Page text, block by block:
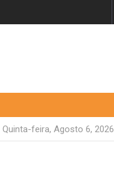
Quinta-feira, Agosto 6, 2026